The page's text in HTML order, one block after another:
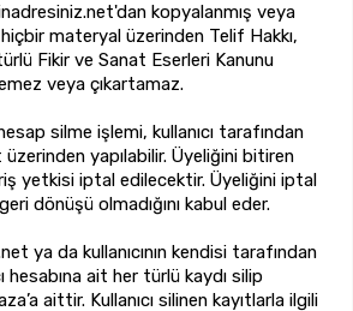
kopyalanmış veya
hiçbir materyal üzerinden Telif Hakkı,
Fikir ve Sanat Eserleri Kanunu
veya çıkartamaz.
silme işlemi, kullanıcı tarafından
yapılabilir. Üyeliğini bitiren
yetkisi iptal edilecektir. Üyeliğini iptal
dönüşü olmadığını kabul eder.
ya da kullanıcının kendisi tarafından
hesabına ait her türlü kaydı silip
aittir. Kullanıcı silinen kayıtlarla ilgili